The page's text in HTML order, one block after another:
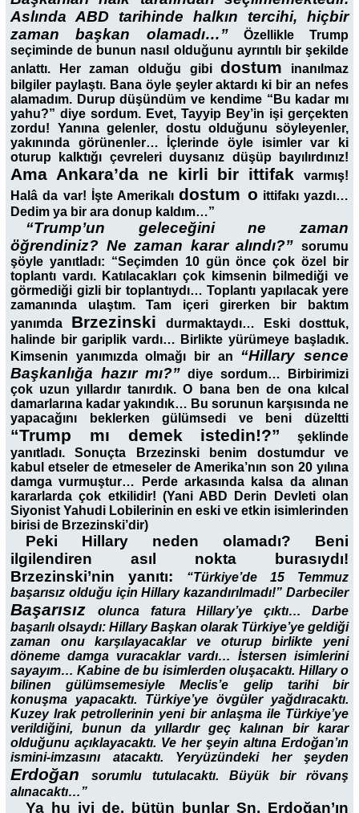
Aslında ABD tarihinde halkın tercihi, hiçbir
zaman başkan olamadı…”Özellikle Trump
seçiminde de bunun nasıl olduğunu ayrıntılı bir şekilde
anlattı. Her zaman olduğu gibidostum inanılmaz
bilgiler paylaştı. Bana öyle şeyler aktardı ki bir an nefes
alamadım. Durup düşündüm ve kendime “Bu kadar mı
yahu?” diye sordum. Evet, Tayyip Bey’in işi gerçekten
zordu! Yanına gelenler, dostu olduğunu söyleyenler,
yakınında görünenler… İçlerinde öyle isimler var ki
oturup kalktığı çevreleri duysanız düşüp bayılırdınız!
Ama Ankara’da ne kirli bir ittifak
varmış!
Halâ da var! İşte Amerikalıdostum o ittifakı yazdı…
Dedim ya bir ara donup kaldım…”
“Trump’un geleceğini ne zaman
öğrendiniz? Ne zaman karar alındı?” sorumu
şöyle yanıtladı: “Seçimden 10 gün önce çok özel bir
toplantı vardı. Katılacakları çok kimsenin bilmediği ve
görmediği gizli bir toplantıydı… Toplantı yapılacak yere
zamanında ulaştım. Tam içeri girerken bir baktım
yanımda Brzezinski durmaktaydı… Eski dosttuk,
halinde bir gariplik vardı… Birlikte yürümeye başladık.
Kimsenin yanımızda olmağı bir an “Hillary sence
Başkanlığa hazır mı?”diye sordum… Birbirimizi
çok uzun yıllardır tanırdık. O bana ben de ona kılcal
damarlarına kadar yakındık… Bu sorunun karşısında ne
yapacağını beklerken gülümsedi ve beni düzeltti
“Trump mı demek istedin!?”
şeklinde
yanıtladı. Sonuçta Brzezinski benim dostumdur ve
kabul etseler de etmeseler de Amerika’nın son 20 yılına
damga vurmuştur… Perde arkasında kalsa da alınan
kararlarda çok etkilidir! (Yani ABD Derin Devleti olan
Siyonist Yahudi Lobilerinin en eski ve etkin isimlerinden
birisi de Brzezinski’dir)
Peki Hillary neden olamadı? Beni
ilgilendiren asıl nokta burasıydı!
Brzezinski’nin yanıtı:
“Türkiye’de 15 Temmuz
başarısız olduğu için Hillary kazandırılmadı!” Darbeciler
Başarısızolunca fatura Hillary’ye çıktı… Darbe
başarılı olsaydı: Hillary Başkan olarak Türkiye’ye geldiği
zaman onu karşılayacaklar ve oturup birlikte yeni
döneme damga vuracaklar vardı… İstersen isimlerini
sayayım… Kabine de bu isimlerden oluşacaktı. Hillary o
bilinen gülümsemesiyle Meclis’e gelip tarihi bir
konuşma yapacaktı. Türkiye’ye övgüler yağdıracaktı.
Kuzey Irak petrollerinin yeni bir anlaşma ile Türkiye’ye
verildiğini, bunun da yıllardır geç kalınan bir karar
olduğunu açıklayacaktı. Ve her şeyin altına Erdoğan’ın
ismini-imzasını atacaktı. Yeryüzündeki her şeyden
Erdoğan
sorumlu tutulacaktı. Büyük bir rövanş
alınacaktı…”
Ya hu iyi de, bütün bunlar Sn. Erdoğan’ın